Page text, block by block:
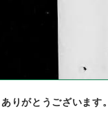
りがとうございます。